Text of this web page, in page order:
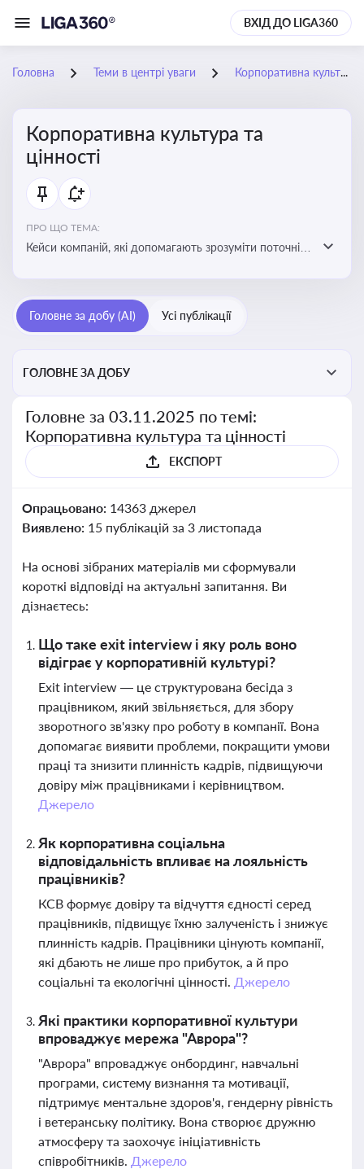
ВХІД ДО LIGA360
Головна Теми в центрі уваги Корпоративна культура та цінності
Корпоративна культура та
цінності
ПРО ЩО ТЕМА:
Кейси компаній, які допомагають зрозуміти поточні
бізнес-середовища
Головне за добу (AI) Усі публікації
ГОЛОВНЕ ЗА ДОБУ
Головне за 03.11.2025 по темі:
Корпоративна культура та цінності
ЕКСПОРТ
Опрацьовано: 14363 джерел
Виявлено: 15 публікацій за 3 листопада
На основі зібраних матеріалів ми сформували
короткі відповіді на актуальні запитання. Ви
дізнаєтесь:
Що таке exit interview і яку роль воно
відіграє у корпоративній культурі?
Exit interview — це структурована бесіда з
працівником, який звільняється, для збору
зворотного зв'язку про роботу в компанії. Вона
допомагає виявити проблеми, покращити умови
праці та знизити плинність кадрів, підвищуючи
довіру між працівниками і керівництвом.
Джерело
Як корпоративна соціальна
відповідальність впливає на лояльність
працівників?
КСВ формує довіру та відчуття єдності серед
працівників, підвищує їхню залученість і знижує
плинність кадрів. Працівники цінують компанії,
які дбають не лише про прибуток, а й про
соціальні та екологічні цінності. Джерело
Які практики корпоративної культури
впроваджує мережа "Аврора"?
"Аврора" впроваджує онбординг, навчальні
програми, систему визнання та мотивації,
підтримує ментальне здоров'я, гендерну рівність
і ветеранську політику. Вона створює дружню
атмосферу та заохочує ініціативність
співробітників. Джерело